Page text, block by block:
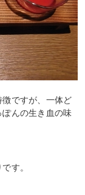
ですが、一体ど
んの生き血の味
す。